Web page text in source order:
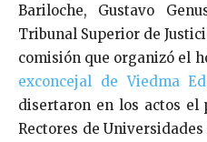
Bariloche, Gustavo
Tribunal Superior de
comisión que organizó el
exconcejal de Viedma
disertaron en los actos el
Rectores de